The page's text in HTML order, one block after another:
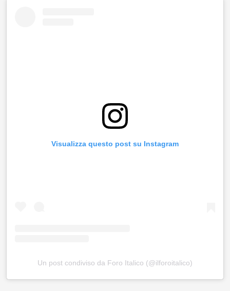
Visualizza questo post su Instagram
Un post condiviso da Foro Italico (@ilforoitalico)